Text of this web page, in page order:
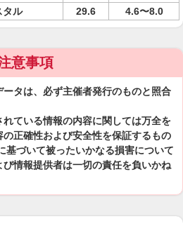
タル 29.6 4.6〜8.0
意事項
タは、必ず主催者発行のものと照合
ている情報の内容に関しては万全を
正確性および安全性を保証するもの
基づいて被ったいかなる損害について
情報提供者は一切の責任を負いかね